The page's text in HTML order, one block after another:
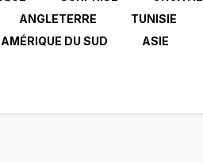
ANGLETERRE TUNISIE
AMÉRIQUE DU SUD ASIE